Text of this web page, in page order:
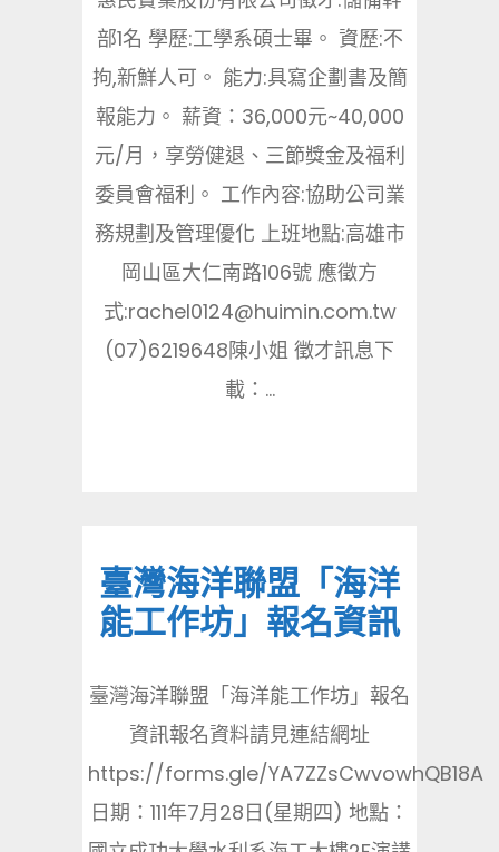
部1名 學歷:工學系碩士畢。 資歷:不
拘,新鮮人可。 能力:具寫企劃書及簡
報能力。 薪資：36,000元~40,000
元/月，享勞健退、三節獎金及福利
委員會福利。 工作內容:協助公司業
務規劃及管理優化 上班地點:高雄市
岡山區大仁南路106號 應徵方
式:rachel0124@huimin.com.tw
(07)6219648陳小姐 徵才訊息下
載：...
臺灣海洋聯盟「海洋
能工作坊」報名資訊
臺灣海洋聯盟「海洋能工作坊」報名
資訊報名資料請見連結網址
https://forms.gle/YA7ZZsCwvowhQB18A
日期：111年7月28日(星期四) 地點：